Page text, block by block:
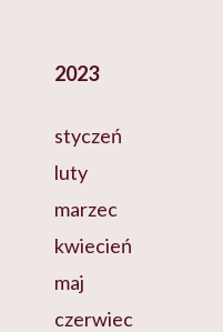
2023
styczeń
luty
marzec
kwiecień
maj
czerwiec